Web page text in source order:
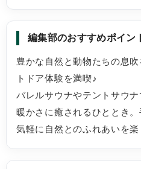
編集部のおすすめポイン
豊かな自然と動物たちの息
トドア体験を満喫♪
バレルサウナやテントサウ
暖かさに癒されるひととき
気軽に自然とのふれあいを楽